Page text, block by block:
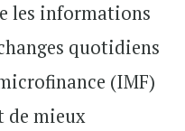
les informations
quotidiens
(IMF)
de mieux